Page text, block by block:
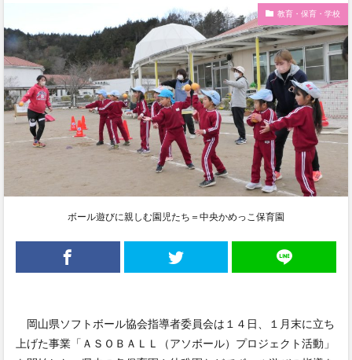
教育・保育・学校
ボール遊びに親しむ園児たち＝中央かめっこ保育園
岡山県ソフトボール協会指導者委員会は１４日、１月末に立ち
上げた事業「ＡＳＯＢＡＬＬ（アソボール）プロジェクト活動」